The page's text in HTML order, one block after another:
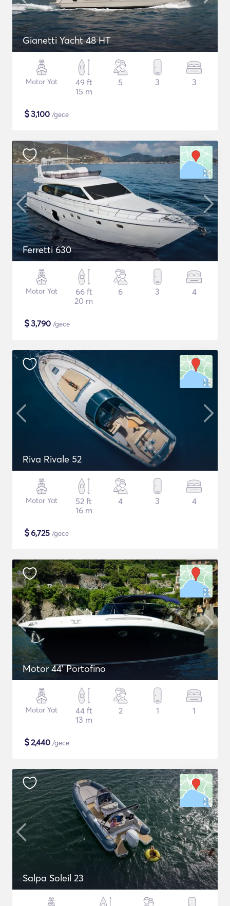
Gianetti Yacht 48 HT
Motor Yat
49 ft
15 m
5 3 3
$3,100 /gece
Ferretti 630
Motor Yat
66 ft
20 m
6 3 4
$3,790 /gece
Riva Rivale 52
Motor Yat
52 ft
16 m
4 3 4
$6,725 /gece
Motor 44' Portofino
Motor Yat
44 ft
13 m
2 1 1
$2,440 /gece
Salpa Soleil 23